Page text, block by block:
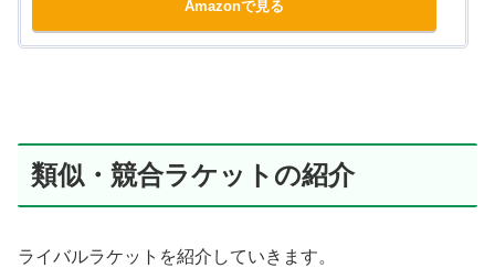
Amazonで見る
類似・競合ラケットの紹介
ライバルラケットを紹介していきます。